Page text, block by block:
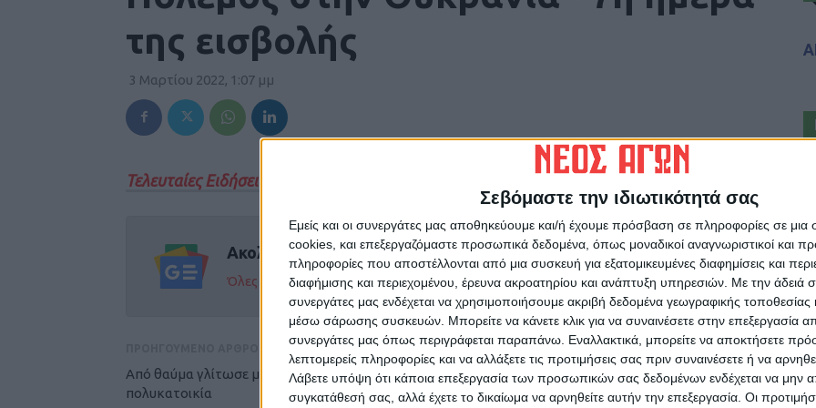
Σεβόμαστε την ιδιωτικότητά σας
Εμείς και οι συνεργάτες μας αποθηκεύουμε και/ή έχουμε πρόσβαση σε πληροφορίες σε
cookies, και επεξεργαζόμαστε προσωπικά δεδομένα, όπως μοναδικοί αναγνωριστικοί και
πληροφορίες που αποστέλλονται από μια συσκευή για εξατομικευμένες διαφημίσεις και
διαφήμισης και περιεχομένου, έρευνα ακροατηρίου και ανάπτυξη υπηρεσιών. Με την άδειά
συνεργάτες μας ενδέχεται να χρησιμοποιήσουμε ακριβή δεδομένα γεωγραφικής τοποθεσίας
μέσω σάρωσης συσκευών. Μπορείτε να κάνετε κλικ για να συναινέσετε στην επεξεργασία
συνεργάτες μας όπως περιγράφεται παραπάνω. Εναλλακτικά, μπορείτε να αποκτήσετε
λεπτομερείς πληροφορίες και να αλλάξετε τις προτιμήσεις σας πριν συναινέσετε ή να
Λάβετε υπόψη ότι κάποια επεξεργασία των προσωπικών σας δεδομένων ενδέχεται να μην
συγκατάθεσή σας, αλλά έχετε το δικαίωμα να αρνηθείτε αυτήν την επεξεργασία. Οι
της εισβολής
3 Μαρτίου 2022, 1:07 μμ
Τελευταίες Ειδήσεις Σήμερα
Ακολούθησε την εφημερίδα ΝΕΟΣ ΑΓΩΝ στο Google News!
Όλες οι εξελίξεις στην περιοχή της Καρδίτσας και ευρύτερα της Θεσσαλίας
Από θαύμα γλίτωσε μία ολόκληρη
πολυκατοικία
ΕΠΟΜΕΝΟ ΑΡΘΡΟ
Φονικό στην Ανδραβίδα: Τι δείχνουν οι έρευνες
- Έχει άλλοθι ο πρώην σύζυγος